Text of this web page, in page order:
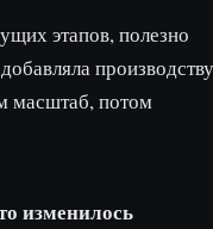
этапов, полезно
производству
масштаб, потом
изменилось